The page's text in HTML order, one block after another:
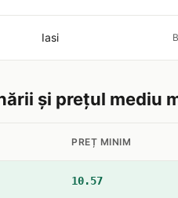
Iasi
și prețul mediu
PREȚ MINIM
10.57